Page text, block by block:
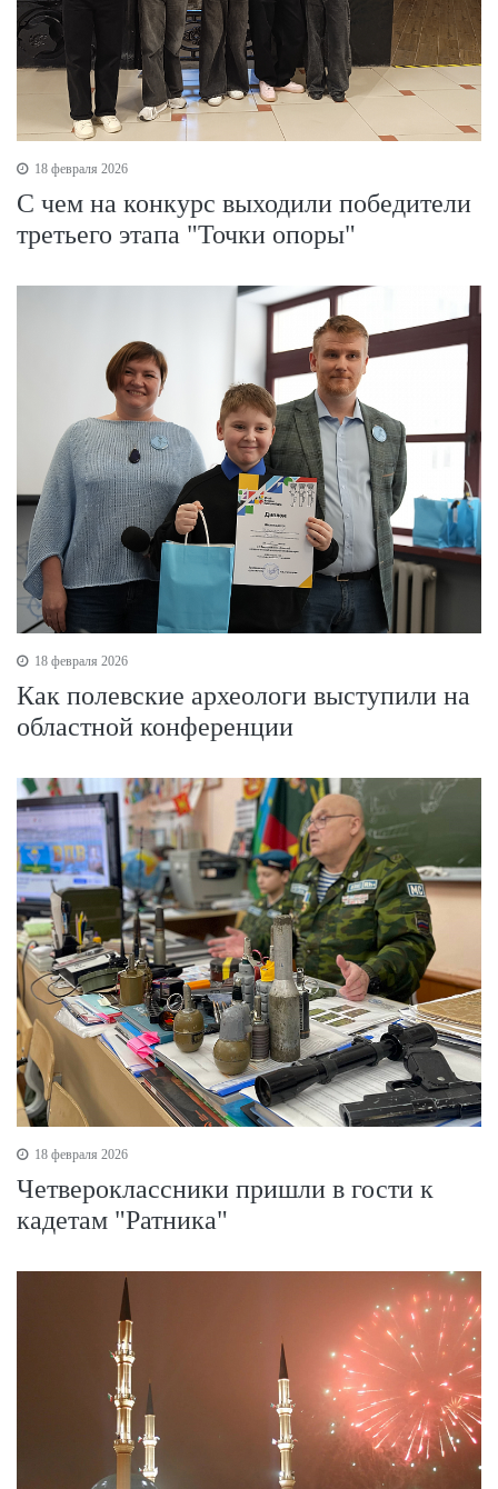
18 февраля 2026
С чем на конкурс выходили победители
третьего этапа "Точки опоры"
18 февраля 2026
Как полевские археологи выступили на
областной конференции
18 февраля 2026
Четвероклассники пришли в гости к
кадетам "Ратника"